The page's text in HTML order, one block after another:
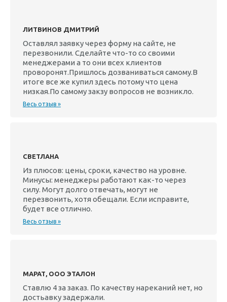
ЛИТВИНОВ ДМИТРИЙ
Оставлял заявку через форму на сайте, не
перезвонили. Сделайте что-то со своими
менеджерами а то они всех клиентов
проворонят.Пришлось дозваниваться самому.В
итоге все же купил здесь потому что цена
низкая.По самому закзу вопросов не возникло.
Весь отзыв »
СВЕТЛАНА
Из плюсов: цены, сроки, качество на уровне.
Минусы: менеджеры работают как-то через
силу. Могут долго отвечать, могут не
перезвонить, хотя обещали. Если исправите,
будет все отлично.
Весь отзыв »
МАРАТ, ООО ЭТАЛОН
Ставлю 4 за заказ. По качеству нареканий нет, но
достьавку задержали.